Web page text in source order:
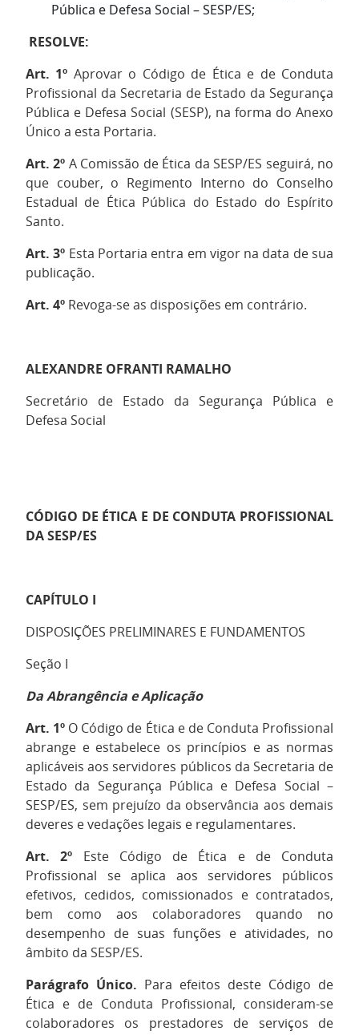
Pública e Defesa Social – SESP/ES;
RESOLVE:
Art. 1º Aprovar o Código de Ética e de Conduta
Profissional da Secretaria de Estado da Segurança
Pública e Defesa Social (SESP), na forma do Anexo
Único a esta Portaria.
Art. 2º A Comissão de Ética da SESP/ES seguirá, no
que couber, o Regimento Interno do Conselho
Estadual de Ética Pública do Estado do Espírito
Santo.
Art. 3º Esta Portaria entra em vigor na data de sua
publicação.
Art. 4º Revoga-se as disposições em contrário.
ALEXANDRE OFRANTI RAMALHO
Secretário de Estado da Segurança Pública e
Defesa Social
CÓDIGO DE ÉTICA E DE CONDUTA PROFISSIONAL
DA SESP/ES
CAPÍTULO I
DISPOSIÇÕES PRELIMINARES E FUNDAMENTOS
Seção I
Da Abrangência e Aplicação
Art. 1º O Código de Ética e de Conduta Profissional
abrange e estabelece os princípios e as normas
aplicáveis aos servidores públicos da Secretaria de
Estado da Segurança Pública e Defesa Social –
SESP/ES, sem prejuízo da observância aos demais
deveres e vedações legais e regulamentares.
Art. 2º Este Código de Ética e de Conduta
Profissional se aplica aos servidores públicos
efetivos, cedidos, comissionados e contratados,
bem como aos colaboradores quando no
desempenho de suas funções e atividades, no
âmbito da SESP/ES.
Parágrafo Único. Para efeitos deste Código de
Ética e de Conduta Profissional, consideram-se
colaboradores os prestadores de serviços de